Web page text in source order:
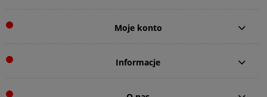
Moje konto
Informacje